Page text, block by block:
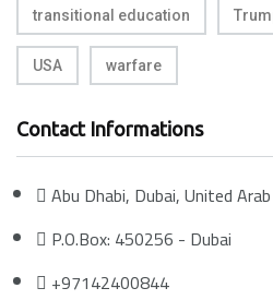
transitional education
USA warfare
Contact Informations
Abu Dhabi, Dubai, United
P.O.Box: 450256 - Dubai
+97142400844